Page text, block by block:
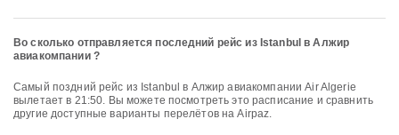
Во сколько отправляется последний рейс из Istanbul в Алжир
авиакомпании ?
Самый поздний рейс из Istanbul в Алжир авиакомпании Air Algerie
вылетает в 21:50. Вы можете посмотреть это расписание и сравнить
другие доступные варианты перелётов на Airpaz.